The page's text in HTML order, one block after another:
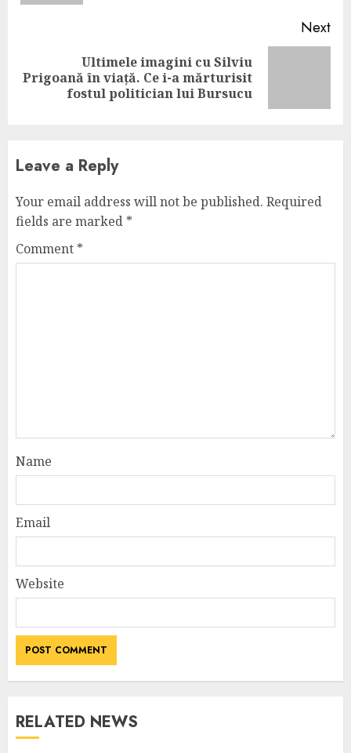
Next
Next
Ultimele imagini cu Silviu
Prigoană în viață. Ce i-a mărturisit
fostul politician lui Bursucu
Leave a Reply
Your email address will not be published. Required
fields are marked *
Comment *
Name
Email
Website
RELATED NEWS